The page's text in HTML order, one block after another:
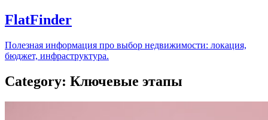
FlatFinder
Полезная информация про выбор недвижимости: локация,
бюджет, инфраструктура.
Category: Ключевые этапы